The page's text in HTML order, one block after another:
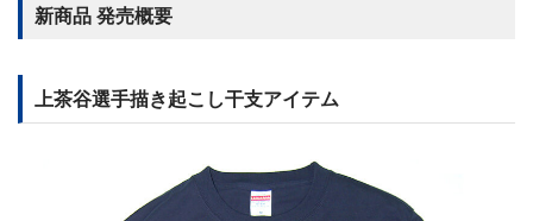
新商品 発売概要
上茶谷選手描き起こし干支アイテム